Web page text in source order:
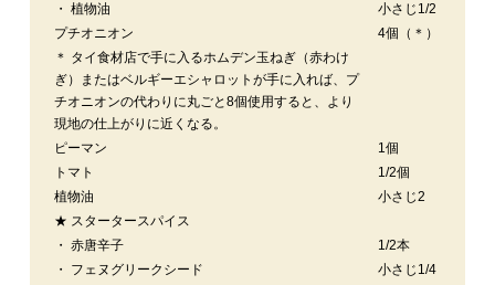
・ 植物油
小さじ1/2
プチオニオン
4個（＊）
＊ タイ食材店で手に入るホムデン玉ねぎ（赤わけ
ぎ）またはベルギーエシャロットが手に入れば、プ
チオニオンの代わりに丸ごと8個使用すると、より
現地の仕上がりに近くなる。
ピーマン
1個
トマト
1/2個
植物油
小さじ2
★ スタータースパイス
・ 赤唐辛子
1/2本
・ フェヌグリークシード
小さじ1/4